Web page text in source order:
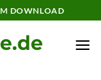
DOWNLOAD